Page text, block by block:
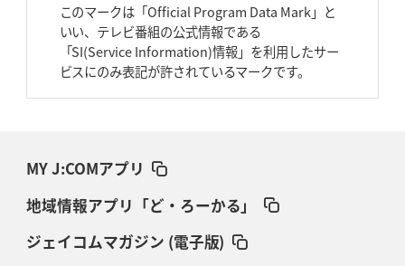
このマークは「Official Program Data Mark」と
いい、テレビ番組の公式情報である
「SI(Service Information)情報」を利用したサー
ビスにのみ表記が許されているマークです。
MY J:COMアプリ
地域情報アプリ「ど・ろーかる」
ジェイコムマガジン (電子版)